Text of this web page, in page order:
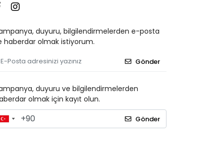
duyuru, bilgilendirmelerden e-posta
haberdar olmak istiyorum.
Gönder
duyuru ve bilgilendirmelerden
olmak için kayıt olun.
Gönder